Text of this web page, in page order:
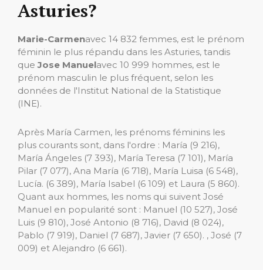
Asturies?
Marie-Carmenavec 14 832 femmes, est le prénom
féminin le plus répandu dans les Asturies, tandis
queJose Manuelavec 10 999 hommes, est le
prénom masculin le plus fréquent, selon les
données de l'Institut National de la Statistique
(INE).
Après María Carmen, les prénoms féminins les
plus courants sont, dans l'ordre : María (9 216),
María Ángeles (7 393), María Teresa (7 101), María
Pilar (7 077), Ana María (6 718), María Luisa (6 548),
Lucía. (6 389), María Isabel (6 109) et Laura (5 860).
Quant aux hommes, les noms qui suivent José
Manuel en popularité sont : Manuel (10 527), José
Luis (9 810), José Antonio (8 716), David (8 024),
Pablo (7 919), Daniel (7 687), Javier (7 650). , José (7
009) et Alejandro (6 661).